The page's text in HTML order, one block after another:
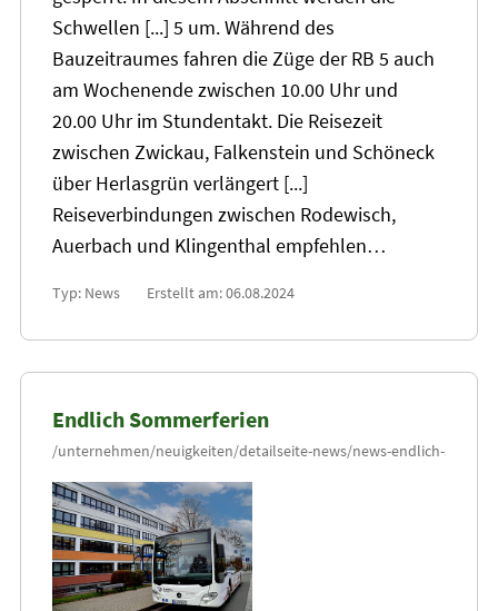
Schwellen [...] 5 um. Während des
Bauzeitraumes fahren die Züge der RB 5 auch
am Wochenende zwischen 10.00 Uhr und
20.00 Uhr im Stundentakt. Die Reisezeit
zwischen Zwickau, Falkenstein und Schöneck
über Herlasgrün verlängert [...]
Reiseverbindungen zwischen Rodewisch,
Auerbach und Klingenthal empfehlen…
Typ: News Erstellt am: 06.08.2024
Endlich Sommerferien